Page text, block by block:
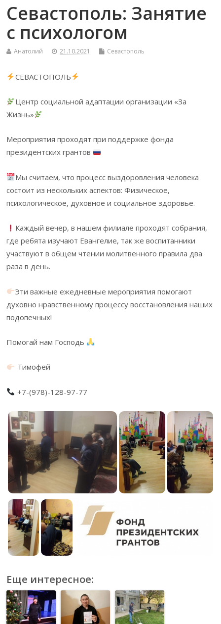
Севастополь: Занятие
с психологом
Анатолий 21.10.2021 Севастополь
СЕВАСТОПОЛЬ
Центр социальной адаптации организации «За
Жизнь»
Мероприятия проходят при поддержке фонда
президентских грантов
Мы считаем, что процесс выздоровления человека
состоит из нескольких аспектов: Физическое,
психологическое, духовное и социальное здоровье.
Каждый вечер, в нашем филиале проходят собрания,
где ребята изучают Евангелие, так же воспитанники
участвуют в общем чтении молитвенного правила два
раза в день.
Эти важные ежедневные мероприятия помогают
духовно нравственному процессу восстановления наших
подопечных!
Помогай нам Господь
Тимофей
+7-(978)-128-97-77
Еще интересное: